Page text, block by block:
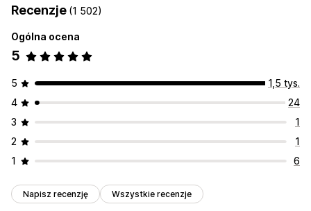
Recenzje (1 502)
Ogólna ocena
5
5
1,5 tys.
4
24
3
1
2
1
1
6
Napisz recenzję Wszystkie recenzje